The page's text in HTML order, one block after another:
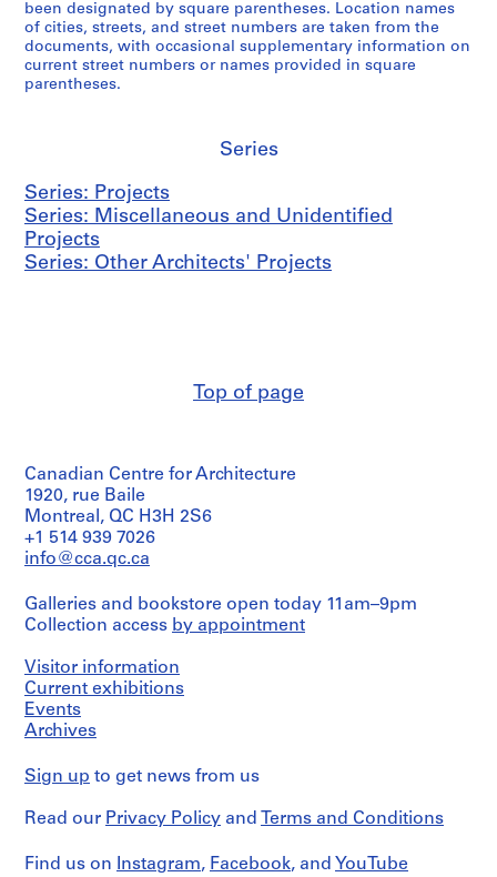
been designated by square parentheses. Location names
of cities, streets, and street numbers are taken from the
documents, with occasional supplementary information on
current street numbers or names provided in square
parentheses.
Series
Series: Projects
Series: Miscellaneous and Unidentified
Projects
Series: Other Architects' Projects
Top of page
Canadian Centre for Architecture
1920, rue Baile
Montreal, QC H3H 2S6
+1 514 939 7026
info@cca.qc.ca
Galleries and bookstore open today 11am–9pm
Collection access by appointment
Visitor information
Current exhibitions
Events
Archives
Sign up to get news from us
Read our Privacy Policy and Terms and Conditions
Find us on Instagram, Facebook, and YouTube